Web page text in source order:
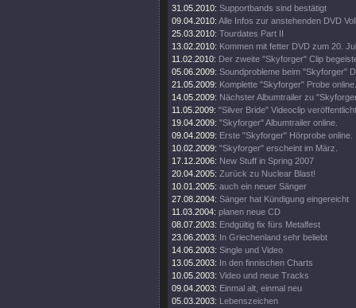
31.05.2010: Supportbands sind bestätigt
09.04.2010: Alle Infos zur anstehenden DVD
25.03.2010: Tourdates Part II
13.02.2010: Kommen mit fetter DVD zum 20.
11.02.2010: Der zweite "Skyforger" Clip
05.06.2009: Soundprobleme beim "Skyforger"
21.05.2009: Komplette "Skyforger" Probe online.
14.05.2009: Nächster Albumtrailer zu
11.05.2009: "Silver Bride" Videoclip
19.04.2009: "Skyforger" Albumtrailer online.
09.04.2009: Erste "Skyforger" Hörprobe online.
10.02.2009: "Skyforger" erscheint im März.
17.12.2006: New Stuff in Spring 2007
20.04.2005: Zurück zu Nuclear Blast!
10.01.2005: auch ein neuer Sänger
27.08.2004: Sänger hat Kündigung eingereicht
11.03.2004: planen neue CD
08.07.2003: Endgültig fix fürs Metalfest
23.06.2003: In Griechenland sehr beliebt
14.06.2003: Single und Video
13.05.2003: In den finnischen Charts
10.05.2003: Video und neue Tracks
09.04.2003: Einmal alt, einmal neu
05.03.2003: Lebenszeichen